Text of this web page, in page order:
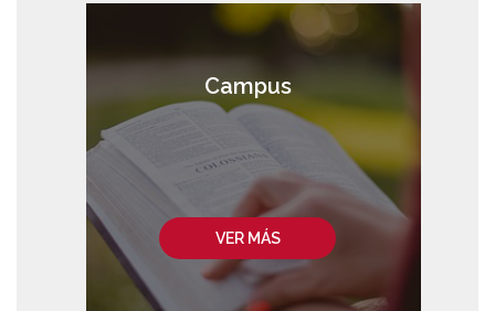
VER MÁS
Campus